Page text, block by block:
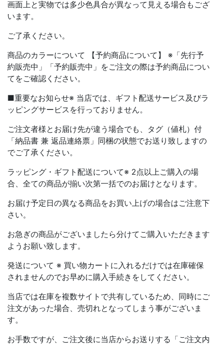
画面上と実物では多少色具合が異なって見える場合もござ
います。
ご了承ください。
商品のカラーについて 【予約商品について】 ※「先行予
約販売中」「予約販売中」をご注文の際は予約商品につい
てをご確認ください。
■重要なお知らせ※ 当店では、ギフト配送サービス及びラ
ッピングサービスを行っておりません。
ご注文者様とお届け先が違う場合でも、タグ（値札）付
「納品書 兼 返品連絡票」同梱の状態でお送り致しますの
でご了承ください。
ラッピング・ギフト配送について※ 2点以上ご購入の場
合、全ての商品が揃い次第一括でのお届けとなります。
お届け予定日の異なる商品をお買い上げの場合はご注意下
さい。
お急ぎの商品がございましたら分けてご購入いただきます
ようお願い致します。
発送について ※ 買い物カートに入れるだけでは在庫確保
されませんのでお早めに購入手続きをしてください。
当店では在庫を複数サイトで共有しているため、同時にご
注文があった場合、売切れとなってしまう事がございま
す。
お手数ですが、ご注文後に当店からお送りする「ご注文内